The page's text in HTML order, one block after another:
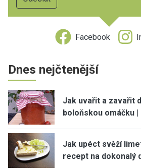
Facebook
Dnes nejčtenější
Jak uvařit a zavařit
boloňskou omáčku
Jak upéct svěží
recept na dokonalý